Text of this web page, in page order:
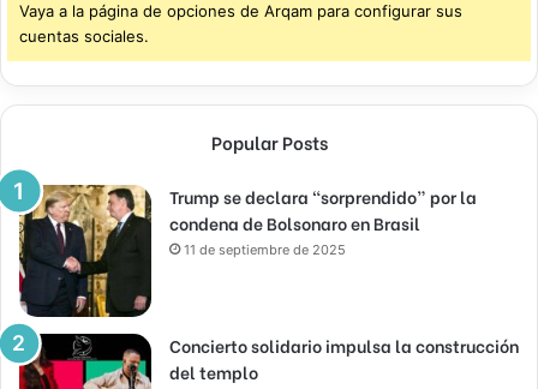
Vaya a la página de opciones de Arqam para configurar sus
cuentas sociales.
Popular Posts
Trump se declara “sorprendido” por la
condena de Bolsonaro en Brasil
11 de septiembre de 2025
Concierto solidario impulsa la construcción
del templo